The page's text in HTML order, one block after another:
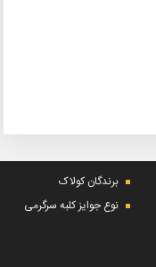
برندگان کولاک
نوع جوایز کلبه سرگرمی